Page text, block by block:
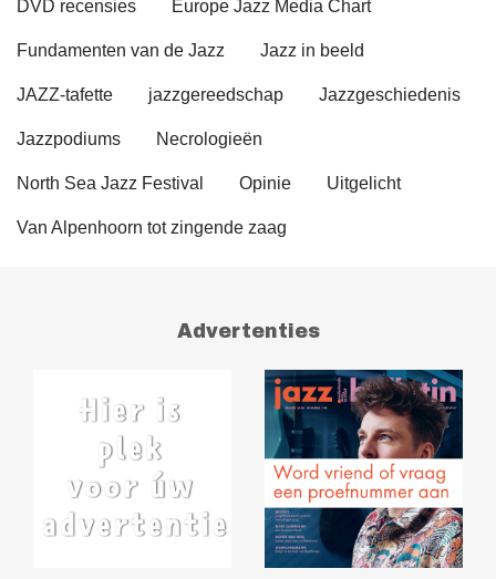
DVD recensies Europe Jazz Media Chart
Fundamenten van de Jazz Jazz in beeld
JAZZ-tafette jazzgereedschap Jazzgeschiedenis
Jazzpodiums Necrologieën
North Sea Jazz Festival Opinie Uitgelicht
Van Alpenhoorn tot zingende zaag
Advertenties